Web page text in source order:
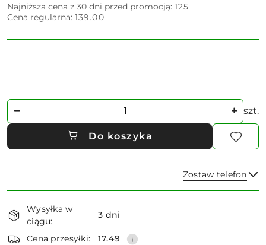
Najniższa cena z 30 dni przed promocją: 125
Cena regularna: 139.00
Ilość szt.
Do koszyka
Zostaw telefon
Dostępność
i
dostawa
Wysyłka w
ciągu:
3 dni
Cena przesyłki: 17.49